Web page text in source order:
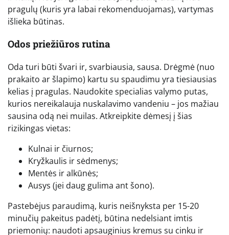
pragulų (kuris yra labai rekomenduojamas), vartymas
išlieka būtinas.
Odos priežiūros rutina
Oda turi būti švari ir, svarbiausia, sausa. Drėgmė (nuo
prakaito ar šlapimo) kartu su spaudimu yra tiesiausias
kelias į pragulas. Naudokite specialias valymo putas,
kurios nereikalauja nuskalavimo vandeniu – jos mažiau
sausina odą nei muilas. Atkreipkite dėmesį į šias
rizikingas vietas:
Kulnai ir čiurnos;
Kryžkaulis ir sėdmenys;
Mentės ir alkūnės;
Ausys (jei daug gulima ant šono).
Pastebėjus paraudimą, kuris neišnyksta per 15-20
minučių pakeitus padėtį, būtina nedelsiant imtis
priemonių: naudoti apsauginius kremus su cinku ir